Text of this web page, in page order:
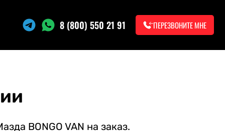
8 (800) 550 21 91 ПЕРЕЗВОНИТЕ МНЕ
BONGO VAN на заказ.